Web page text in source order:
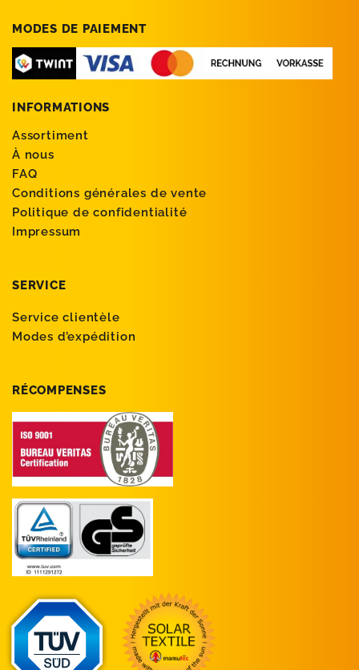
MODES DE PAIEMENT
INFORMATIONS
Assortiment
À nous
FAQ
Conditions générales de vente
Politique de confidentialité
Impressum
SERVICE
Service clientèle
Modes d’expédition
RÉCOMPENSES